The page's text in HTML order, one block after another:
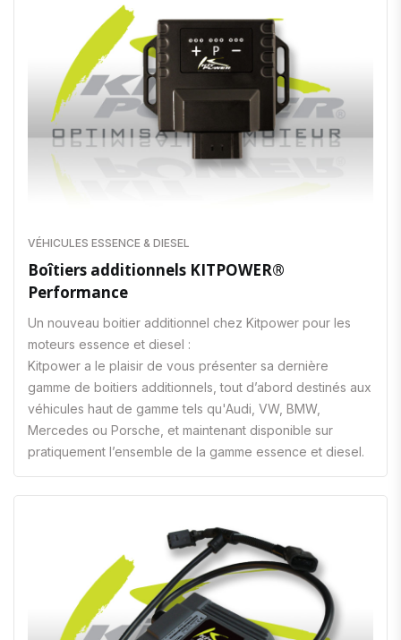
VÉHICULES ESSENCE & DIESEL
Boîtiers additionnels KITPOWER®
Performance
Un nouveau boitier additionnel chez Kitpower pour les
moteurs essence et diesel :
Kitpower a le plaisir de vous présenter sa dernière
gamme de boitiers additionnels, tout d’abord destinés aux
véhicules haut de gamme tels qu'Audi, VW, BMW,
Mercedes ou Porsche, et maintenant disponible sur
pratiquement l’ensemble de la gamme essence et diesel.